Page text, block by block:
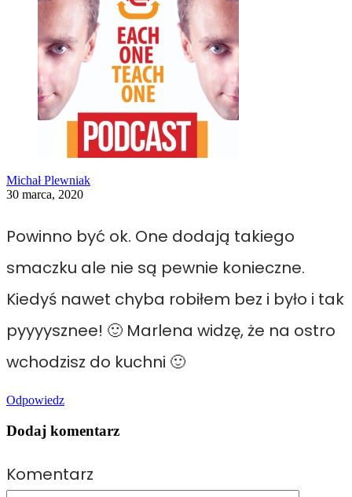
Michał Plewniak
30 marca, 2020
Powinno być ok. One dodają takiego
smaczku ale nie są pewnie konieczne.
Kiedyś nawet chyba robiłem bez i było i tak
pyyyysznee! 🙂 Marlena widzę, że na ostro
wchodzisz do kuchni 🙂
Odpowiedz
Dodaj komentarz
Komentarz